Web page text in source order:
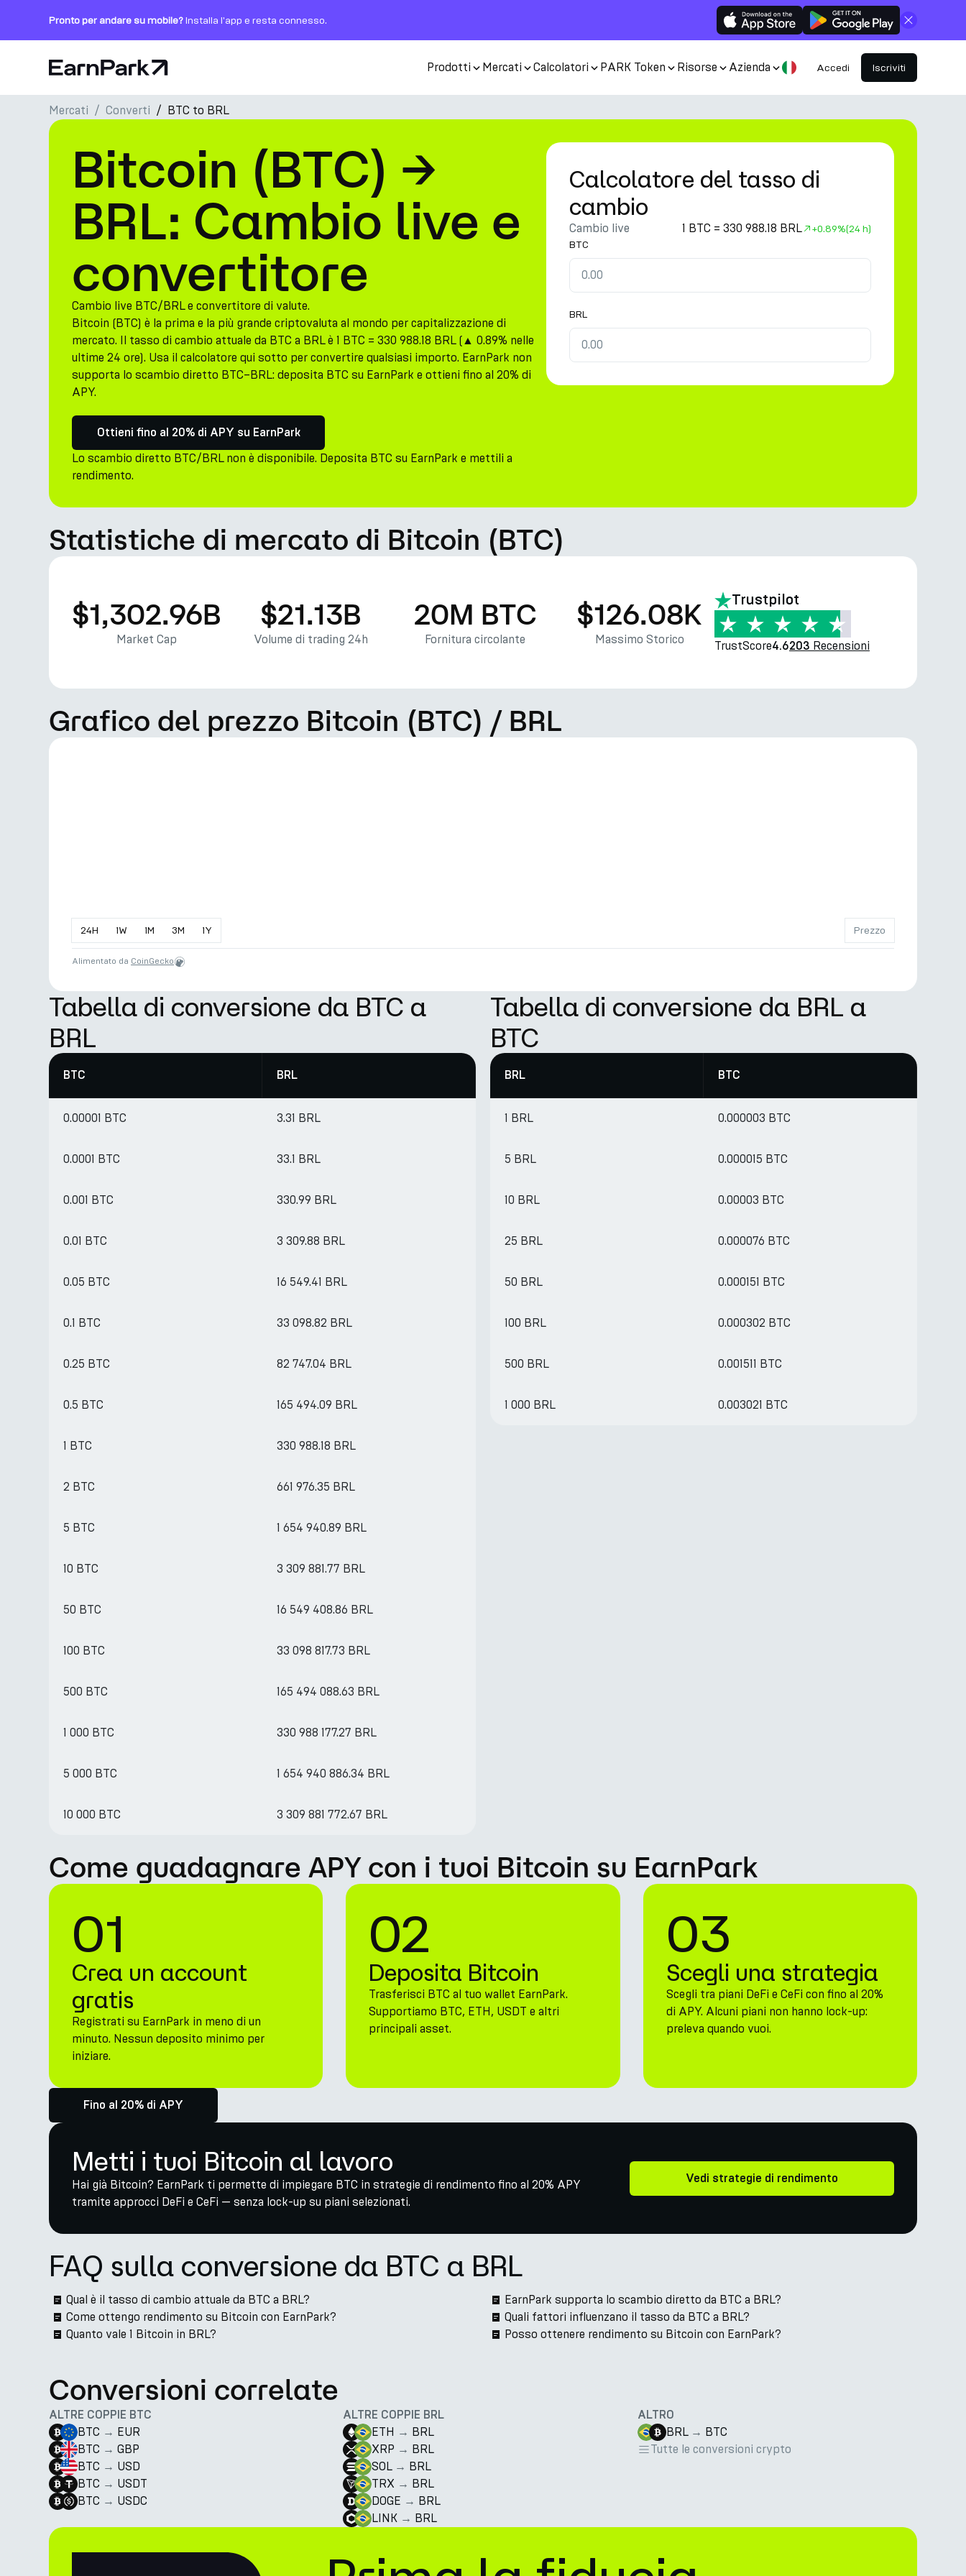
Pronto per andare su mobile?Installa l'app e resta connesso. Chiudi
Pagina principale Prodotti Mercati Calcolatori PARK Token Risorse Azienda Accedi Iscriviti
Prodotti
Mercati
Calcolatori
PARK Token
Risorse
Azienda
Mercati Converti BTC to BRL
Bitcoin (BTC) →
BRL: Cambio live e
convertitore
Cambio live BTC/BRL e convertitore di valute.
Bitcoin (BTC) è la prima e la più grande criptovaluta al mondo per capitalizzazione di
mercato. Il tasso di cambio attuale da BTC a BRL è 1 BTC = 330 988.18 BRL (▲ 0.89% nelle
ultime 24 ore). Usa il calcolatore qui sotto per convertire qualsiasi importo. EarnPark non
supporta lo scambio diretto BTC–BRL: deposita BTC su EarnPark e ottieni fino al 20% di
APY.
Ottieni fino al 20% di APY su EarnPark
Lo scambio diretto BTC/BRL non è disponibile. Deposita BTC su EarnPark e mettili a
rendimento.
Calcolatore del tasso di
cambio
Cambio live 1 BTC = 330 988.18 BRL +0.89%(24 h)
BTC
BRL
Statistiche di mercato di Bitcoin (BTC)
$1,302.96B
Market Cap
$21.13B
Volume di trading 24h
20M BTC
Fornitura circolante
$126.08K
Massimo Storico
Trustpilot
TrustScore4.6203 Recensioni
Grafico del prezzo Bitcoin (BTC) / BRL
24H 1W 1M 3M 1Y Prezzo
Alimentato da CoinGecko
Tabella di conversione da BTC a
BRL
BTC BRL
0.00001 BTC 3.31 BRL
0.0001 BTC 33.1 BRL
0.001 BTC 330.99 BRL
0.01 BTC 3 309.88 BRL
0.05 BTC 16 549.41 BRL
0.1 BTC 33 098.82 BRL
0.25 BTC 82 747.04 BRL
0.5 BTC 165 494.09 BRL
1 BTC 330 988.18 BRL
2 BTC 661 976.35 BRL
5 BTC 1 654 940.89 BRL
10 BTC 3 309 881.77 BRL
50 BTC 16 549 408.86 BRL
100 BTC 33 098 817.73 BRL
500 BTC 165 494 088.63 BRL
1 000 BTC 330 988 177.27 BRL
5 000 BTC 1 654 940 886.34 BRL
10 000 BTC 3 309 881 772.67 BRL
Tabella di conversione da BRL a
BTC
BRL BTC
1 BRL 0.000003 BTC
5 BRL 0.000015 BTC
10 BRL 0.00003 BTC
25 BRL 0.000076 BTC
50 BRL 0.000151 BTC
100 BRL 0.000302 BTC
500 BRL 0.001511 BTC
1 000 BRL 0.003021 BTC
Come guadagnare APY con i tuoi Bitcoin su EarnPark
01
Crea un account
gratis
Registrati su EarnPark in meno di un
minuto. Nessun deposito minimo per
iniziare.
02
Deposita Bitcoin
Trasferisci BTC al tuo wallet EarnPark.
Supportiamo BTC, ETH, USDT e altri
principali asset.
03
Scegli una strategia
Scegli tra piani DeFi e CeFi con fino al 20%
di APY. Alcuni piani non hanno lock-up:
preleva quando vuoi.
Fino al 20% di APY
Metti i tuoi Bitcoin al lavoro
Hai già Bitcoin? EarnPark ti permette di impiegare BTC in strategie di rendimento fino al 20% APY
tramite approcci DeFi e CeFi — senza lock-up su piani selezionati.
Vedi strategie di rendimento
FAQ sulla conversione da BTC a BRL
Qual è il tasso di cambio attuale da BTC a BRL?
Come ottengo rendimento su Bitcoin con EarnPark?
Quanto vale 1 Bitcoin in BRL?
EarnPark supporta lo scambio diretto da BTC a BRL?
Quali fattori influenzano il tasso da BTC a BRL?
Posso ottenere rendimento su Bitcoin con EarnPark?
Conversioni correlate
ALTRE COPPIE BTC
BTC → EUR
BTC → GBP
BTC → USD
BTC → USDT
BTC → USDC
ALTRE COPPIE BRL
ETH → BRL
XRP → BRL
SOL → BRL
TRX → BRL
DOGE → BRL
LINK → BRL
ALTRO
BRL → BTC
Tutte le conversioni crypto